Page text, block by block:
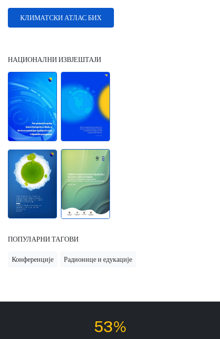
КЛИМАТСКИ АТЛАС БИХ
НАЦИОНАЛНИ ИЗВЈЕШТАЈИ
ПОПУЛАРНИ ТАГОВИ
Конференције Радионице и едукације
53%